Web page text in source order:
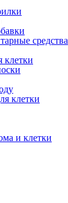
средства
клетки
клетки
и клетки